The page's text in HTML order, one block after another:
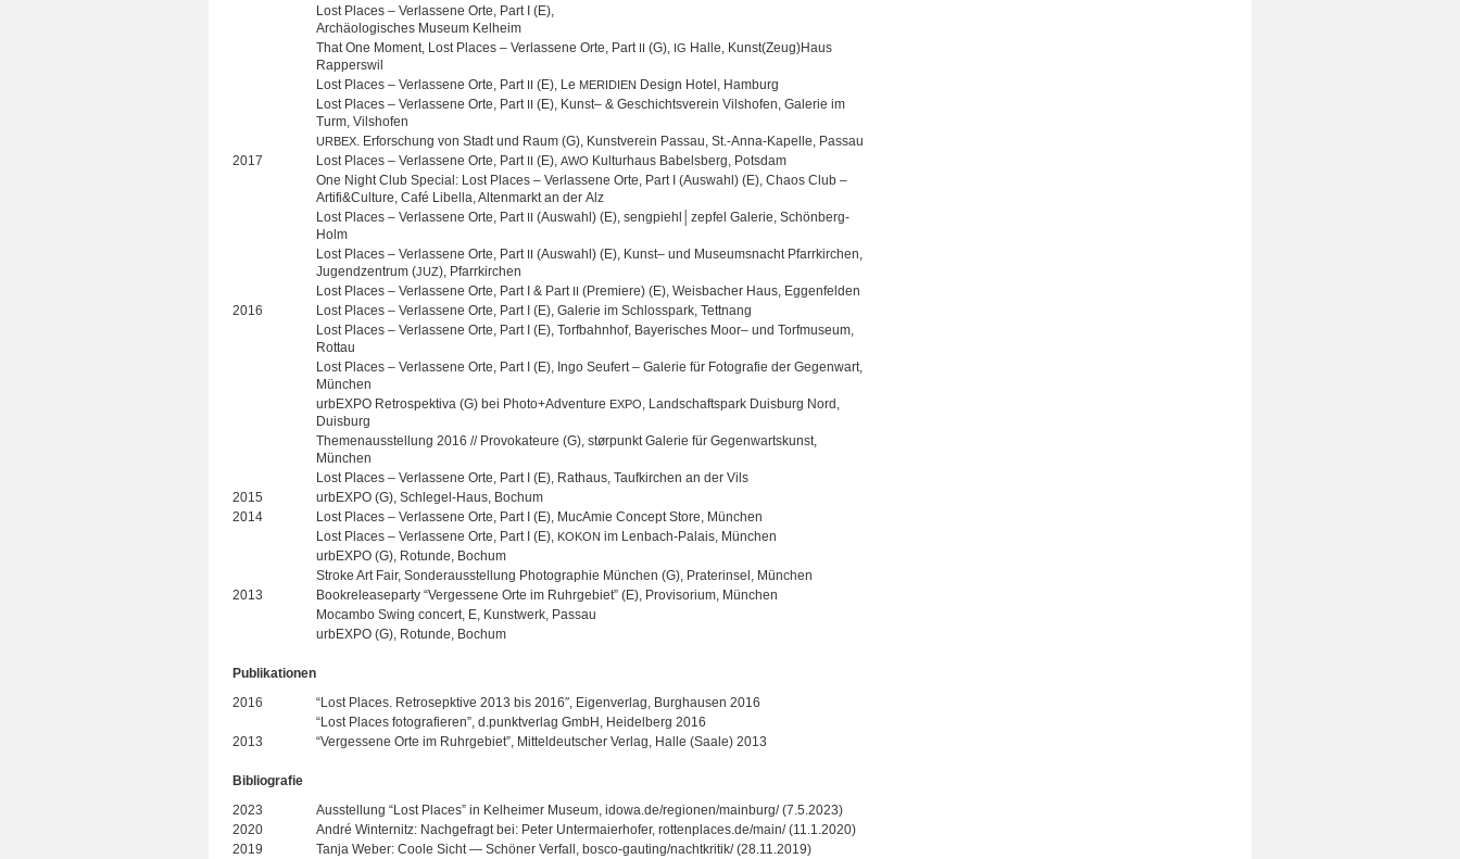
Lost Pla­ces – Ver­las­sene Orte, Part I (E),
Archäo­lo­gi­sches Museum Kelheim
That One Moment, Lost Pla­ces – Ver­las­sene Orte, Part II (G), IG Halle, Kunst(Zeug)Haus
Rapperswil
Lost Pla­ces – Ver­las­sene Orte, Part II (E), Le MERIDIEN Design Hotel, Hamburg
Lost Pla­ces – Ver­las­sene Orte, Part II (E), Kunst– & Geschichts­ver­ein Vils­hofen, Gale­rie im
Turm, Vilshofen
URBEX. Erfor­schung von Stadt und Raum (G), Kunst­ver­ein Pas­sau, St.-Anna-Kapelle, Passau
2017
Lost Pla­ces – Ver­las­sene Orte, Part II (E), AWO Kul­tur­haus Babels­berg, Potsdam
One Night Club Spe­cial: Lost Pla­ces – Ver­las­sene Orte, Part I (Aus­wahl) (E), Chaos Club –
Artifi&Culture, Café Libella, Alten­markt an der Alz
Lost Pla­ces – Ver­las­sene Orte, Part II (Aus­wahl) (E), sengpiehl│zepfel Gale­rie, Schönberg-
Holm
Lost Pla­ces – Ver­las­sene Orte, Part II (Aus­wahl) (E), Kunst– und Muse­ums­nacht Pfarr­kir­chen,
Jugend­zen­trum (JUZ), Pfarrkirchen
Lost Pla­ces – Ver­las­sene Orte, Part I & Part II (Pre­miere) (E), Weis­ba­cher Haus, Eggenfelden
2016
Lost Pla­ces – Ver­las­sene Orte, Part I (E), Gale­rie im Schloss­park, Tettnang
Lost Pla­ces – Ver­las­sene Orte, Part I (E), Torf­bahn­hof, Baye­ri­sches Moor– und Torf­mu­seum,
Rottau
Lost Pla­ces – Ver­las­sene Orte, Part I (E), Ingo Seu­fert – Gale­rie für Foto­gra­fie der Gegen­wart,
München
urb­EXPO Retro­spek­tiva (G) bei Photo+Adventure EXPO, Land­schafts­park Duis­burg Nord,
Duisburg
The­men­aus­stel­lung 2016 // Pro­vo­ka­teure (G), stør­punkt Gale­rie für Gegen­warts­kunst,
München
Lost Pla­ces – Ver­las­sene Orte, Part I (E), Rat­haus, Tauf­kir­chen an der Vils
2015
urb­EXPO (G), Schlegel-Haus, Bochum
2014
Lost Pla­ces – Ver­las­sene Orte, Part I (E), MucA­mie Con­cept Store, München
Lost Pla­ces – Ver­las­sene Orte, Part I (E), KOKON im Lenbach-Palais, München
urb­EXPO (G), Rotunde, Bochum
Stroke Art Fair, Son­der­aus­stel­lung Pho­to­gra­phie Mün­chen (G), Pra­ter­in­sel, München
2013
Bookre­lease­party “Ver­ges­sene Orte im Ruhr­ge­biet” (E), Pro­vi­so­rium, München
Mocambo Swing con­cert, E, Kunst­werk, Passau
urb­EXPO (G), Rotunde, Bochum
Publi­ka­tio­nen
2016
“Lost Pla­ces. Retro­sepk­tive 2013 bis 2016″, Eigen­ver­lag, Burg­hau­sen 2016
“Lost Pla­ces foto­gra­fie­ren”, d.punktverlag GmbH, Hei­del­berg 2016
2013
“Ver­ges­sene Orte im Ruhr­ge­biet”, Mit­tel­deut­scher Ver­lag, Halle (Saale) 2013
Biblio­gra­fie
2023
Aus­stel­lung “Lost Pla­ces” in Kel­hei­mer Museum, idowa.de/regionen/mainburg/ (7.5.2023)
2020
André Win­ter­nitz: Nach­ge­fragt bei: Peter Unter­mai­er­ho­fer, rottenplaces.de/main/ (11.1.2020)
2019
Tanja Weber: Coole Sicht — Schö­ner Ver­fall, bosco-gauting/nachtkritik/ (28.11.2019)